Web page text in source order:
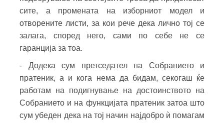
сите, а промената на изборниот модел и
отворените листи, за кои рече дека лично тој се
залага, според него, сами по себе не се
гаранција за тоа.
- Додека сум претседател на Собранието и
пратеник, а и кога нема да бидам, секогаш ќе
работам на подигнување на достоинството на
Собранието и на функцијата пратеник затоа што
сум убеден дека на тој начин најдобро ѝ помагам